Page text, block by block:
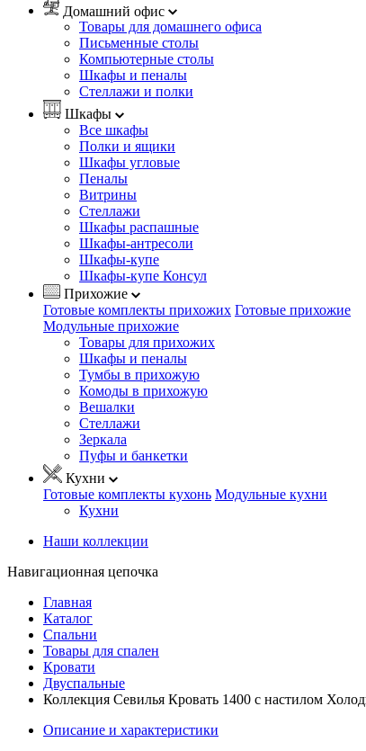
Домашний офис
Товары для домашнего офиса
Письменные столы
Компьютерные столы
Шкафы и пеналы
Стеллажи и полки
Шкафы
Все шкафы
Полки и ящики
Шкафы угловые
Пеналы
Витрины
Стеллажи
Шкафы распашные
Шкафы-антресоли
Шкафы-купе
Шкафы-купе Консул
Прихожие
Готовые комплекты прихожих Готовые прихожие
Модульные прихожие
Товары для прихожих
Шкафы и пеналы
Тумбы в прихожую
Комоды в прихожую
Вешалки
Стеллажи
Зеркала
Пуфы и банкетки
Кухни
Готовые комплекты кухонь Модульные кухни
Кухни
Наши коллекции
Навигационная цепочка
Главная
Каталог
Спальни
Товары для спален
Кровати
Двуспальные
Коллекция Севилья Кровать 1400 с настилом
Описание и характеристики